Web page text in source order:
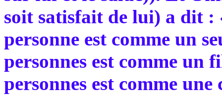
soit satisfait de lui) a dit :
personne est comme un
personnes est comme un
personnes est comme une